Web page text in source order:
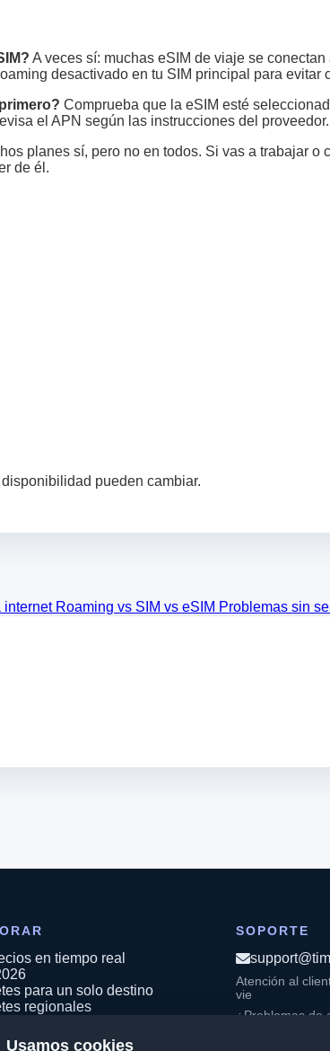
Usamos cookies
A veces sí: muchas eSIM de viaje se
desactivado en tu SIM principal para evitar
Comprueba que la eSIM esté
el APN según las instrucciones del proveedor.
planes sí, pero no en todos. Si vas a trabajar
de él.
pueden cambiar.
internet Roaming vs SIM vs eSIM Problemas sin
en tiempo real
para un solo destino
regionales
globales
SOPORTE
Atención al
vie
¿Problemas de
agentes
de consultas